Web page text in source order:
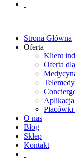
Strona Główna
Oferta
Klient
Oferta
Placówki
O nas
Blog
Sklep
Kontakt